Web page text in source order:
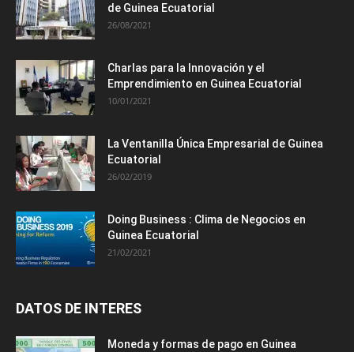
de Guinea Ecuatorial
26/08/2021
Charlas para la Innovación y el
Emprendimiento en Guinea Ecuatorial
10/01/2021
La Ventanilla Única Empresarial de Guinea
Ecuatorial
26/02/2019
Doing Business : Clima de Negocios en
Guinea Ecuatorial
21/02/2021
DATOS DE INTERES
Moneda y formas de pago en Guinea